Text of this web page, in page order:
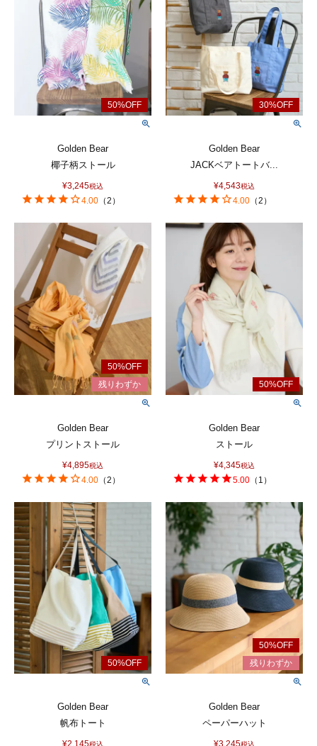
Golden Bear
椰子柄ストール
¥3,245税込
4.00 （2 ）
Golden Bear
JACKベアトートバ...
¥4,543税込
4.00 （2 ）
Golden Bear
プリントストール
¥4,895税込
4.00 （2 ）
Golden Bear
ストール
¥4,345税込
5.00 （ 1 ）
Golden Bear
帆布トート
¥2,145税込
Golden Bear
ペーパーハット
¥3,245税込